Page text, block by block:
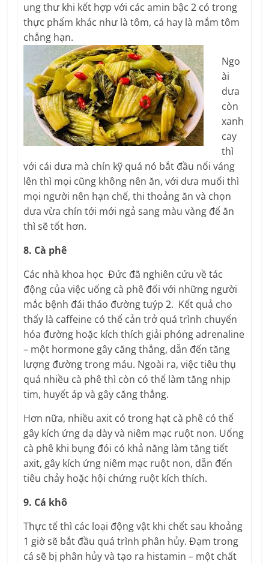
ung thư khi kết hợp với các amin bậc 2 có trong
thực phẩm khác như là tôm, cá hay là mắm tôm
chẳng hạn.
Ngo
ài
dưa
còn
xanh
cay
thì
với cái dưa mà chín kỹ quá nó bắt đầu nổi váng
lên thì mọi cũng không nên ăn, với dưa muối thì
mọi người nên hạn chế, thi thoảng ăn và chọn
dưa vừa chín tới mới ngả sang màu vàng để ăn
thì sẽ tốt hơn.
8. Cà phê
Các nhà khoa học Đức đã nghiên cứu về tác
động của việc uống cà phê đối với những người
mắc bệnh đái tháo đường tuýp 2. Kết quả cho
thấy là caffeine có thể cản trở quá trình chuyển
hóa đường hoặc kích thích giải phóng adrenaline
– một hormone gây căng thẳng, dẫn đến tăng
lượng đường trong máu. Ngoài ra, việc tiêu thụ
quá nhiều cà phê thì còn có thể làm tăng nhịp
tim, huyết áp và gây căng thẳng.
Hơn nữa, nhiều axit có trong hạt cà phê có thể
gây kích ứng dạ dày và niêm mạc ruột non. Uống
cà phê khi bụng đói có khả năng làm tăng tiết
axit, gây kích ứng niêm mạc ruột non, dẫn đến
tiêu chảy hoặc hội chứng ruột kích thích.
9. Cá khô
Thực tế thì các loại động vật khi chết sau khoảng
1 giờ sẽ bắt đầu quá trình phân hủy. Đạm trong
cá sẽ bị phân hủy và tạo ra histamin – một chất